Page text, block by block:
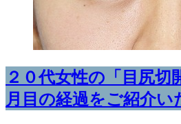
２０代女性の「目尻切
月目の経過をご紹介い